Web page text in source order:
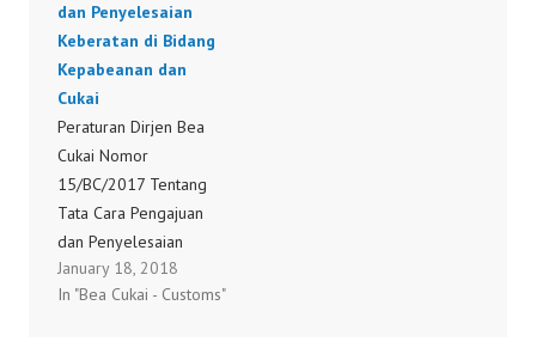
dan Penyelesaian
Keberatan di Bidang
Kepabeanan dan
Cukai
Peraturan Dirjen Bea
Cukai Nomor
15/BC/2017 Tentang
Tata Cara Pengajuan
dan Penyelesaian
Keberatan di Bidang
Kepabeanan dan Cukai
January 18, 2018
In "Bea Cukai - Customs"